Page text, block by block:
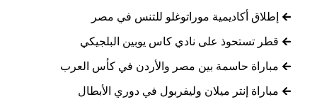
إطلاق أكاديمية موراتوغلو للتنس في مصر
قطر تستحوذ على نادي كاس يوبين البلجيكي
مباراة حاسمة بين مصر والأردن في كأس العرب
مباراة إنتر ميلان وليفربول في دوري الأبطال